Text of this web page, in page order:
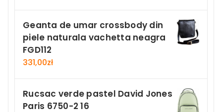
Geanta de umar crossbody din
piele naturala vachetta neagra
FGD112
331,00zł
Rucsac verde pastel David Jones
Paris 6750-2 16